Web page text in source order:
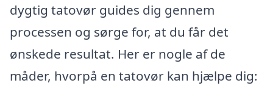
dygtig tatovør guides dig gennem
processen og sørge for, at du får det
ønskede resultat. Her er nogle af de
måder, hvorpå en tatovør kan hjælpe dig: